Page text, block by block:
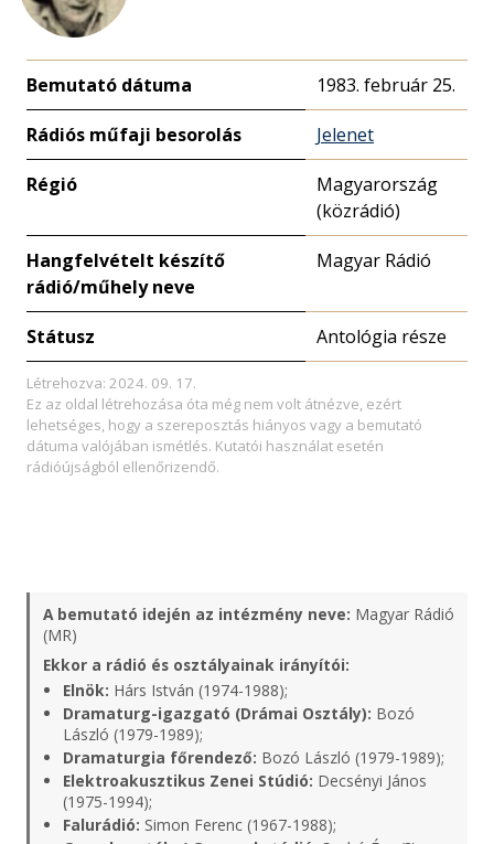
Bemutató dátuma 1983. február 25.
Rádiós műfaji besorolás Jelenet
Régió
Magyarország
(közrádió)
Hangfelvételt készítő
rádió/műhely neve
Magyar Rádió
Státusz Antológia része
Létrehozva: 2024. 09. 17.
Ez az oldal létrehozása óta még nem volt átnézve, ezért
lehetséges, hogy a szereposztás hiányos vagy a bemutató
dátuma valójában ismétlés. Kutatói használat esetén
rádióújságból ellenőrizendő.
A bemutató idején az intézmény neve: Magyar Rádió
(MR)
Ekkor a rádió és osztályainak irányítói:
Elnök: Hárs István (1974-1988);
Dramaturg-igazgató (Drámai Osztály): Bozó
László (1979-1989);
Dramaturgia főrendező: Bozó László (1979-1989);
Elektroakusztikus Zenei Stúdió: Decsényi János
(1975-1994);
Falurádió: Simon Ferenc (1967-1988);